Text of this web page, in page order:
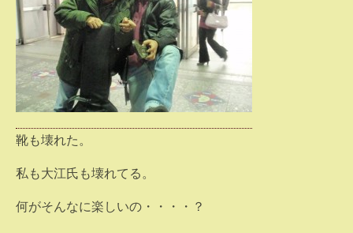
靴も壊れた。
私も大江氏も壊れてる。
何がそんなに楽しいの・・・・？